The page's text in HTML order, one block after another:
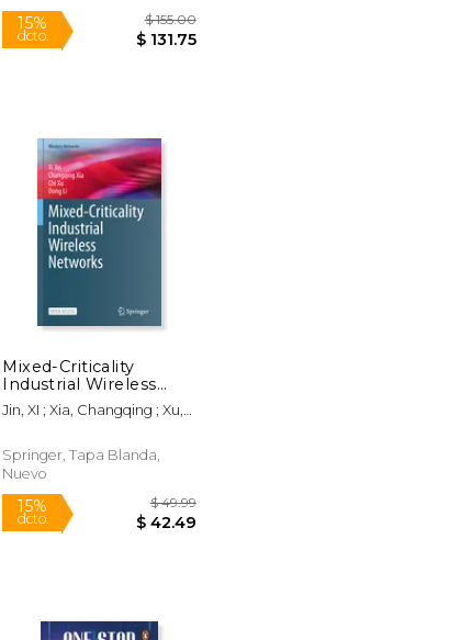
$ 150.00
$ 127.50
15%
dcto.
Mixed-Criticality
Industrial Wireless
Networks (en Inglés)
Jin, XI ; Xia, Changqing ; Xu,
Springer, Tapa Blanda,
Nuevo